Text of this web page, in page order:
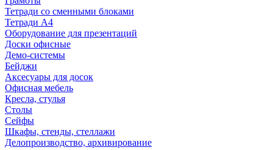
Тетради со сменными блоками
Тетради А4
Оборудование для презентаций
Доски офисные
Демо-системы
Бейджи
Аксесуары для досок
Офисная мебель
Кресла, стулья
Столы
Сейфы
Шкафы, стенды, стеллажи
Делопроизводство, архивирование